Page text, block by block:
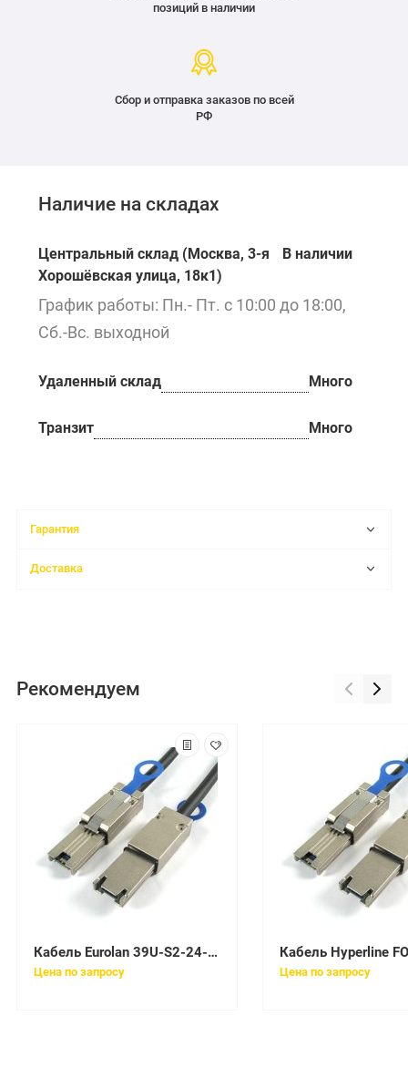
позиций в наличии
Сбор и отправка заказов по всей
РФ
Наличие на складах
Центральный склад (Москва, 3-я
Хорошёвская улица, 18к1)
В наличии
График работы: Пн.- Пт. с 10:00 до 18:00,
Сб.-Вс. выходной
Удаленный склад Много
Транзит Много
Гарантия
Доставка
Рекомендуем
Кабель Eurolan 39U-S2-24-01BL
Цена по запросу Цена по запросу